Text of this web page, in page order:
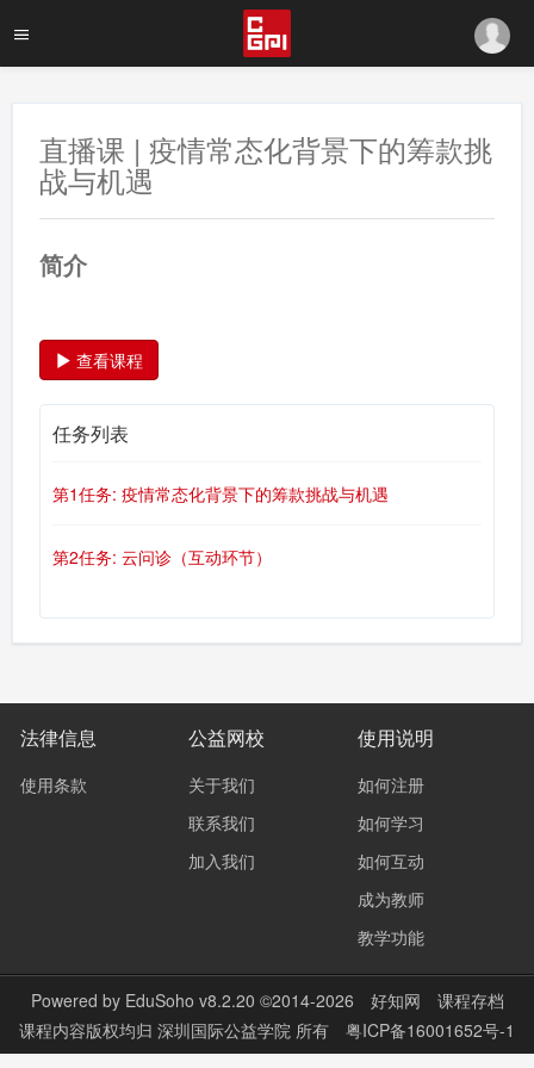
直播课 | 疫情常态化背景下的筹款挑
战与机遇
简介
查看课程
任务列表
第1任务: 疫情常态化背景下的筹款挑战与机遇
第2任务: 云问诊（互动环节）
法律信息
使用条款
公益网校
关于我们
联系我们
加入我们
使用说明
如何注册
如何学习
如何互动
成为教师
教学功能
Powered by EduSoho v8.2.20 ©2014-2026 好知网
课程存档
课程内容版权均归 深圳国际公益学院 所有 粤ICP备16001652号-1